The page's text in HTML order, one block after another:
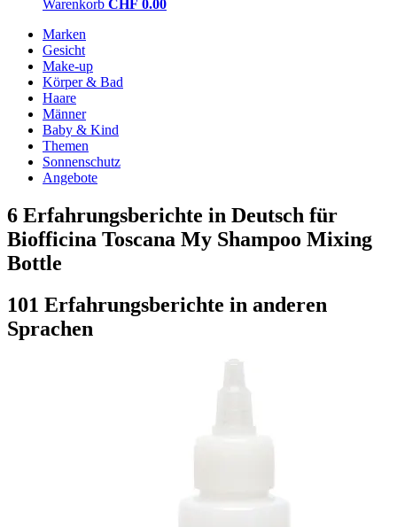
Warenkorb CHF 0.00
Marken
Gesicht
Make-up
Körper & Bad
Haare
Männer
Baby & Kind
Themen
Sonnenschutz
Angebote
6 Erfahrungsberichte in Deutsch für
Biofficina Toscana My Shampoo Mixing
Bottle
101 Erfahrungsberichte in anderen
Sprachen